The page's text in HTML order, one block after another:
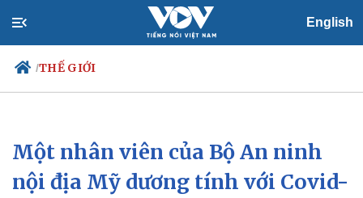
English
/THẾ GIỚI
Chính trị
Đảng
Tổ chức nhân sự
Xã hội
Tin 24h
Dự báo thời tiết
Một nhân viên của Bộ An ninh
nội địa Mỹ dương tính với Covid-